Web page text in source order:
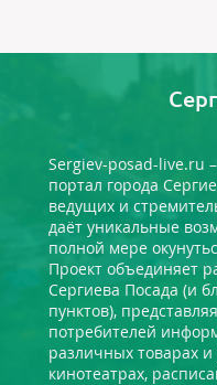
Sergiev-posad-live.ru
портал города
ведущих и
даёт уникальные
полной мере
Проект объединяет
Сергиева Посада (и
пунктов),
потребителей
различных товарах и
кинотеатрах,